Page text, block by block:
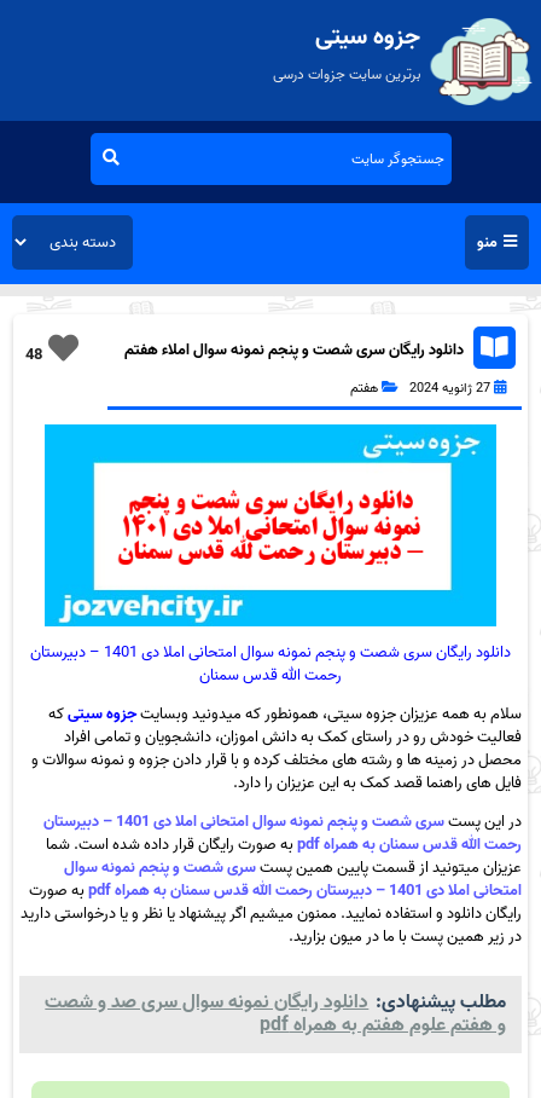
جزوه سیتی
برترین سایت جزوات درسی
منو
48
دانلود رایگان سری شصت و پنجم نمونه سوال املاء هفتم
27 ژانویه 2024 هفتم
دانلود رایگان سری شصت و پنجم نمونه سوال امتحانی املا دی 1401 – دبیرستان
رحمت الله قدس سمنان
سلام به همه عزیزان جزوه سیتی، همونطور که میدونید وبسایتجزوه سیتیکه
فعالیت خودش رو در راستای کمک به دانش اموزان، دانشجویان و تمامی افراد
محصل در زمینه ها و رشته های مختلف کرده و با قرار دادن جزوه و نمونه سوالات و
فایل های راهنما قصد کمک به این عزیزان را دارد.
در این پست
سری شصت و پنجم نمونه سوال امتحانی املا دی 1401 – دبیرستان
رحمت الله قدس سمنان به همراه pdf
به صورت رایگان قرار داده شده است. شما
عزیزان میتونید از قسمت پایین همین پستسری شصت و پنجم نمونه سوال
امتحانی املا دی 1401 – دبیرستان رحمت الله قدس سمنان به همراه pdf
به صورت
رایگان دانلود و استفاده نمایید. ممنون میشیم اگر پیشنهاد یا نظر و یا درخواستی دارید
در زیر همین پست با ما در میون بزارید.
مطلب پیشنهادی: دانلود رایگان نمونه سوال سری صد و شصت
و هفتم علوم هفتم به همراه pdf